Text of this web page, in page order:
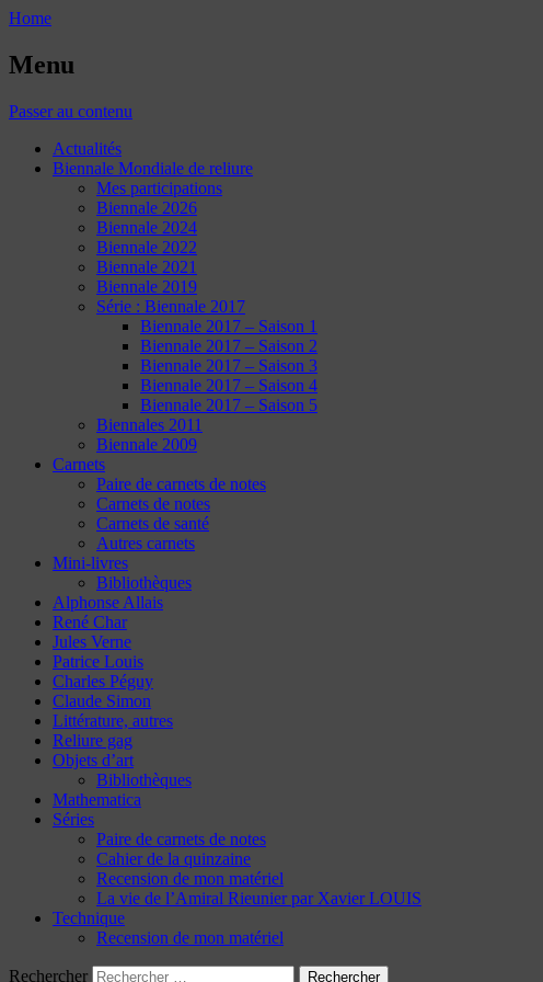
Home
Menu
Passer au contenu
Actualités
Biennale Mondiale de reliure
Mes participations
Biennale 2026
Biennale 2024
Biennale 2022
Biennale 2021
Biennale 2019
Série : Biennale 2017
Biennale 2017 – Saison 1
Biennale 2017 – Saison 2
Biennale 2017 – Saison 3
Biennale 2017 – Saison 4
Biennale 2017 – Saison 5
Biennales 2011
Biennale 2009
Carnets
Paire de carnets de notes
Carnets de notes
Carnets de santé
Autres carnets
Mini-livres
Bibliothèques
Alphonse Allais
René Char
Jules Verne
Patrice Louis
Charles Péguy
Claude Simon
Littérature, autres
Reliure gag
Objets d’art
Bibliothèques
Mathematica
Séries
Paire de carnets de notes
Cahier de la quinzaine
Recension de mon matériel
La vie de l’Amiral Rieunier par Xavier LOUIS
Technique
Recension de mon matériel
Rechercher